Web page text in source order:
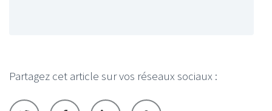
Partagez cet article sur vos réseaux sociaux :